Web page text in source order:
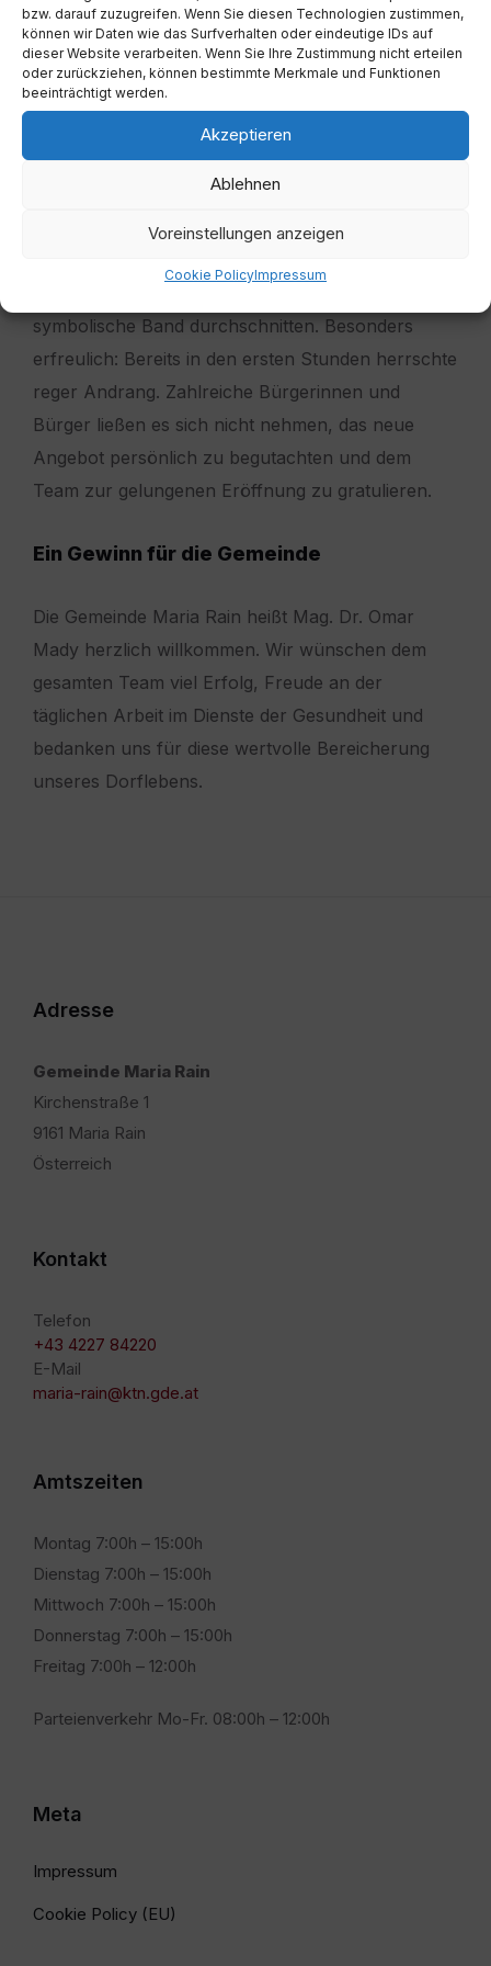
bzw. darauf zuzugreifen. Wenn Sie diesen Technologien zustimmen,
können wir Daten wie das Surfverhalten oder eindeutige IDs auf
dieser Website verarbeiten. Wenn Sie Ihre Zustimmung nicht erteilen
oder zurückziehen, können bestimmte Merkmale und Funktionen
beeinträchtigt werden.
Akzeptieren
Ablehnen
Voreinstellungen anzeigen
Cookie PolicyImpressum
bei. Ebenfalls begrüßt wurdenBürgermeister
Josef LiendlsowieAmtsleiter Thomas
Schurianmit dem Team der Gemeindeverwaltung.
Für den feierlichen Segen und den Schutz der
neuen Räumlichkeiten sorgtePfarrer Mag. Ulrich
symbolische Band durchschnitten. Besonders
erfreulich: Bereits in den ersten Stunden herrschte
reger Andrang. Zahlreiche Bürgerinnen und
Bürger ließen es sich nicht nehmen, das neue
Angebot persönlich zu begutachten und dem
Team zur gelungenen Eröffnung zu gratulieren.
Ein Gewinn für die Gemeinde
Die Gemeinde Maria Rain heißt Mag. Dr. Omar
Mady herzlich willkommen. Wir wünschen dem
gesamten Team viel Erfolg, Freude an der
täglichen Arbeit im Dienste der Gesundheit und
bedanken uns für diese wertvolle Bereicherung
unseres Dorflebens.
Adresse
Gemeinde Maria Rain
Kirchenstraße 1
9161 Maria Rain
Österreich
Kontakt
Telefon
+43 4227 84220
E-Mail
maria-rain@ktn.gde.at
Amtszeiten
Montag 7:00h – 15:00h
Dienstag 7:00h – 15:00h
Mittwoch 7:00h – 15:00h
Donnerstag 7:00h – 15:00h
Freitag 7:00h – 12:00h
Parteienverkehr Mo-Fr. 08:00h – 12:00h
Meta
Impressum
Cookie Policy (EU)